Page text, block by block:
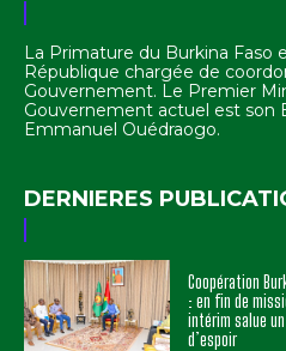
La Primature du Burkina Faso
République chargée de
Gouvernement. Le Premier
Gouvernement actuel est son
Emmanuel Ouédraogo.
DERNIERES
Coopération
: en fin de
intérim salue
d’espoir